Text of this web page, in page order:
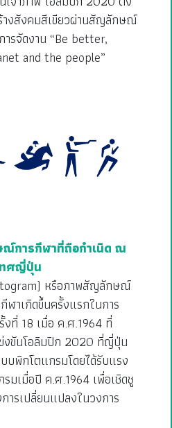
างสังคมสีเขียวผ่านสัญลักษณ์
รจัดงาน “Be better,
and the people”
การกีฬาที่ถือกำเนิด ณ
ศญี่ปุ่น
หรือภาพสัญลักษณ์
าเกิดขึ้นครั้งแรกในการ
ที่ 18 เมื่อ ค.ศ.1964 ที่
งขันโอลิมปิก 2020 ที่ญี่ปุ่น
บพิกโตแกรมโดยได้รับแรง
มเมื่อปี ค.ศ.1964 เพื่อเชิดชู
ารเปลี่ยนแปลงในวงการ